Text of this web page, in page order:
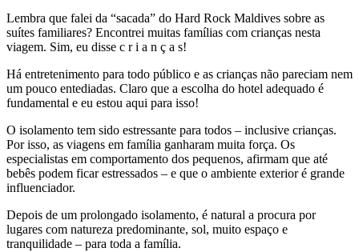
Lembra que falei da “sacada” do Hard Rock Maldives sobre as
suítes familiares? Encontrei muitas famílias com crianças nesta
viagem. Sim, eu disse c r i a n ç a s!
Há entretenimento para todo público e as crianças não pareciam nem
um pouco entediadas. Claro que a escolha do hotel adequado é
fundamental e eu estou aqui para isso!
O isolamento tem sido estressante para todos – inclusive crianças.
Por isso, as viagens em família ganharam muita força. Os
especialistas em comportamento dos pequenos, afirmam que até
bebês podem ficar estressados – e que o ambiente exterior é grande
influenciador.
Depois de um prolongado isolamento, é natural a procura por
lugares com natureza predominante, sol, muito espaço e
tranquilidade – para toda a família.